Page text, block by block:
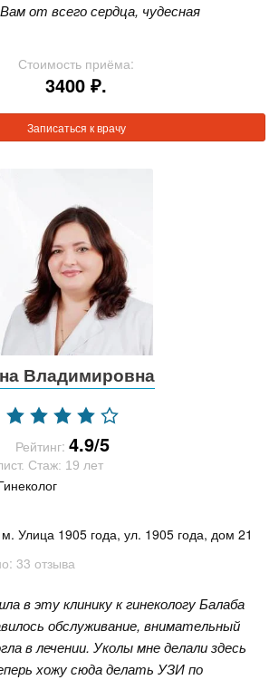
от всего сердца, чудесная
Стоимость приёма:
3400 ₽.
Записаться к врачу
Владимировна
Рейтинг: 4.9/5
Стаж: 19 лет
Улица 1905 года, ул. 1905 года, дом 21
33 отзыва
в эту клинику к гинекологу Балаба
обслуживание, внимательный
в лечении. Уколы мне делали здесь
хожу сюда делать УЗИ по